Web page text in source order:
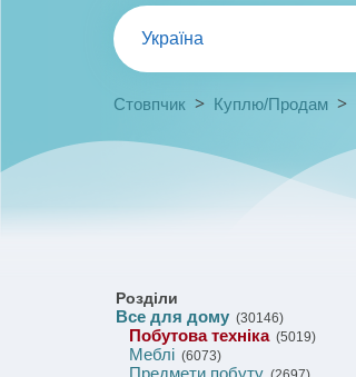
Україна
Стовпчик > Куплю/Продам >
Розділи
Все для дому (30146)
Побутова техніка(5019)
Меблі (6073)
Предмети побуту